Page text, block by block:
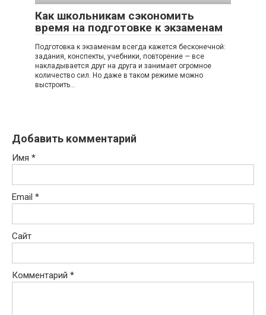
Как школьникам сэкономить
время на подготовке к экзаменам
Подготовка к экзаменам всегда кажется бесконечной:
задания, конспекты, учебники, повторение — все
накладывается друг на друга и занимает огромное
количество сил. Но даже в таком режиме можно
выстроить…
Добавить комментарий
Имя *
Email *
Сайт
Комментарий *